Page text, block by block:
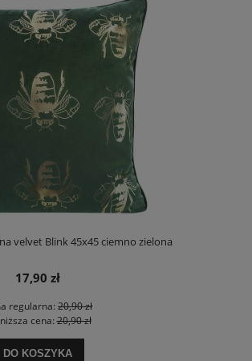
velvet Blink 45x45 ciemno zielona
17,90 zł
regularna: 20,90 zł
cena:20,90 zł
DO KOSZYKA